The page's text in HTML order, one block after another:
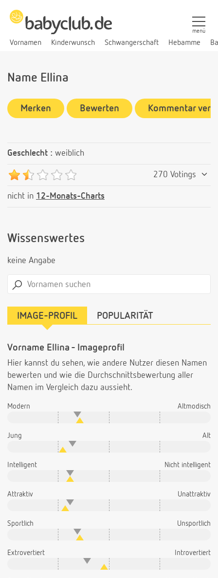
Vornamen Kinderwunsch Schwangerschaft Hebamme
menü
Name Ellina
Merken Bewerten Kommentar
Geschlecht : weiblich
270 Votings
nicht in 12-Monats-Charts
Wissenswertes
keine Angabe
IMAGE-PROFIL POPULARITÄT
Vorname Ellina - Imageprofil
Hier kannst du sehen, wie andere Nutzer diesen Namen
bewerten und wie die Durchschnittsbewertung aller
Namen im Vergleich dazu aussieht.
Modern Altmodisch
Jung Alt
Intelligent Nicht intelligent
Attraktiv Unattraktiv
Sportlich Unsportlich
Extrovertiert Introvertiert